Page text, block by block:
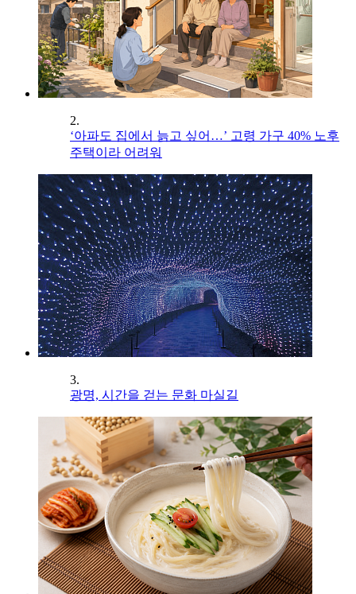
2.
‘아파도 집에서 늙고 싶어…’ 고령 가구 40% 노후
주택이라 어려워
3.
광명, 시간을 걷는 문화 마실길